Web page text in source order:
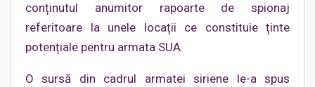
conținutul anumitor rapoarte de spionaj
referitoare la unele locații ce constituie ținte
potențiale pentru armata SUA.
O sursă din cadrul armatei siriene le-a spus